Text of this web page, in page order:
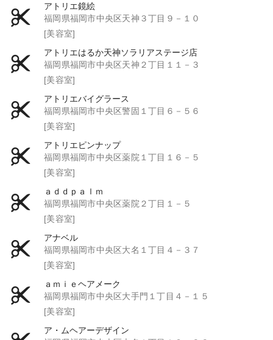
アトリエ鏡絵
福岡県福岡市中央区天神３丁目９－１０
[美容室]
アトリエはるか天神ソラリアステージ店
福岡県福岡市中央区天神２丁目１１－３
[美容室]
アトリエバイグラース
福岡県福岡市中央区警固１丁目６－５６
[美容室]
アトリエピンナップ
福岡県福岡市中央区薬院１丁目１６－５
[美容室]
ａｄｄｐａｌｍ
福岡県福岡市中央区薬院２丁目１－５
[美容室]
アナベル
福岡県福岡市中央区大名１丁目４－３７
[美容室]
ａｍｉｅヘアメーク
福岡県福岡市中央区大手門１丁目４－１５
[美容室]
ア・ムヘアーデザイン